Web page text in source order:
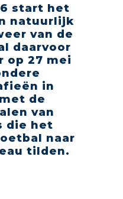
start het
natuurlijk
van de
daarvoor
op 27 mei
in
de
van
die het
naar
tilden.